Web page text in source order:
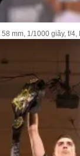
58 mm, 1/1000 giây, f/4,